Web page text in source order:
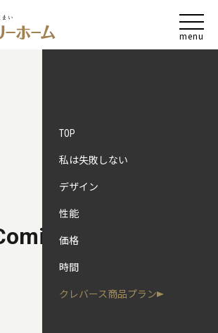
私は失敗しない
デザイン
性能
価格
時間
クレバース商品プラン
Soon